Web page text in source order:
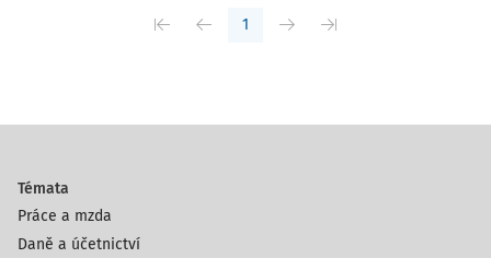
1
Témata
Práce a mzda
Daně a účetnictví